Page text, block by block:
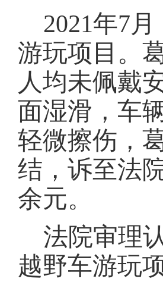
2021年7
游玩项目。
人均未佩戴
面湿滑，车
轻微擦伤，
结，诉至法
余元。
法院审理
越野车游玩